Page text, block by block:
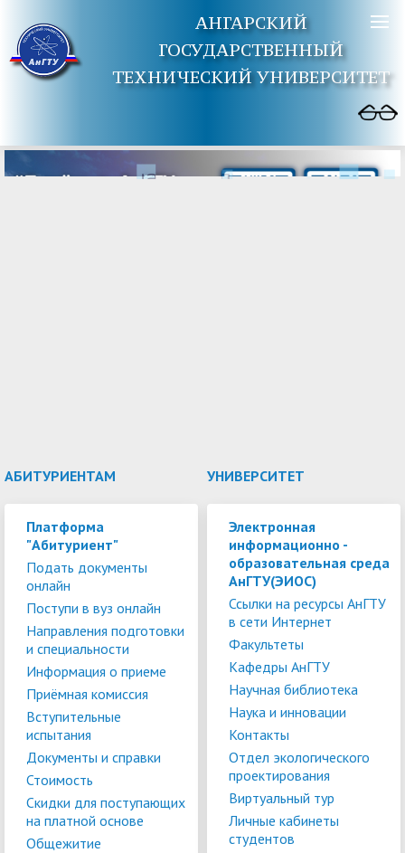
АНГАРСКИЙ
ГОСУДАРСТВЕННЫЙ
ТЕХНИЧЕСКИЙ УНИВЕРСИТЕТ
АБИТУРИЕНТАМ
Платформа
"Абитуриент"
Подать документы
онлайн
Поступи в вуз онлайн
Направления подготовки
и специальности
Информация о приеме
Приёмная комиссия
Вступительные
испытания
Документы и справки
Стоимость
Скидки для поступающих
на платной основе
Общежитие
УНИВЕРСИТЕТ
Электронная
информационно -
образовательная среда
АнГТУ(ЭИОС)
Ссылки на ресурсы АнГТУ
в сети Интернет
Факультеты
Кафедры АнГТУ
Научная библиотека
Наука и инновации
Контакты
Отдел экологического
проектирования
Виртуальный тур
Личные кабинеты
студентов